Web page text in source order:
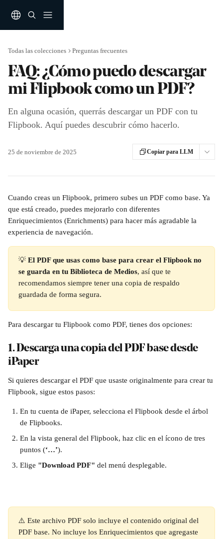
Todas las colecciones Preguntas frecuentes
FAQ: ¿Cómo puedo descargar
mi Flipbook como un PDF?
En alguna ocasión, querrás descargar un PDF con tu
Flipbook. Aquí puedes descubrir cómo hacerlo.
25 de noviembre de 2025 Copiar para LLM
Cuando creas un Flipbook, primero subes un PDF como base. Ya
que está creado, puedes mejorarlo con diferentes
Enriquecimientos (Enrichments) para hacer más agradable la
experiencia de navegación.
💡 El PDF que usas como base para crear el Flipbook no
se guarda en tu Biblioteca de Medios, así que te
recomendamos siempre tener una copia de respaldo
guardada de forma segura.
Para descargar tu Flipbook como PDF, tienes dos opciones:
1. Descarga una copia del PDF base desde
iPaper
Si quieres descargar el PDF que usaste originalmente para crear tu
Flipbook, sigue estos pasos:
En tu cuenta de iPaper, selecciona el Flipbook desde el árbol
de Flipbooks.
En la vista general del Flipbook, haz clic en el ícono de tres
puntos (‘…’).
Elige "Download PDF" del menú desplegable.
⚠️ Este archivo PDF solo incluye el contenido original del
PDF base. No incluye los Enriquecimientos que agregaste